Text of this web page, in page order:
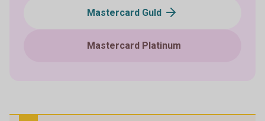
Mastercard Guld
Mastercard Platinum